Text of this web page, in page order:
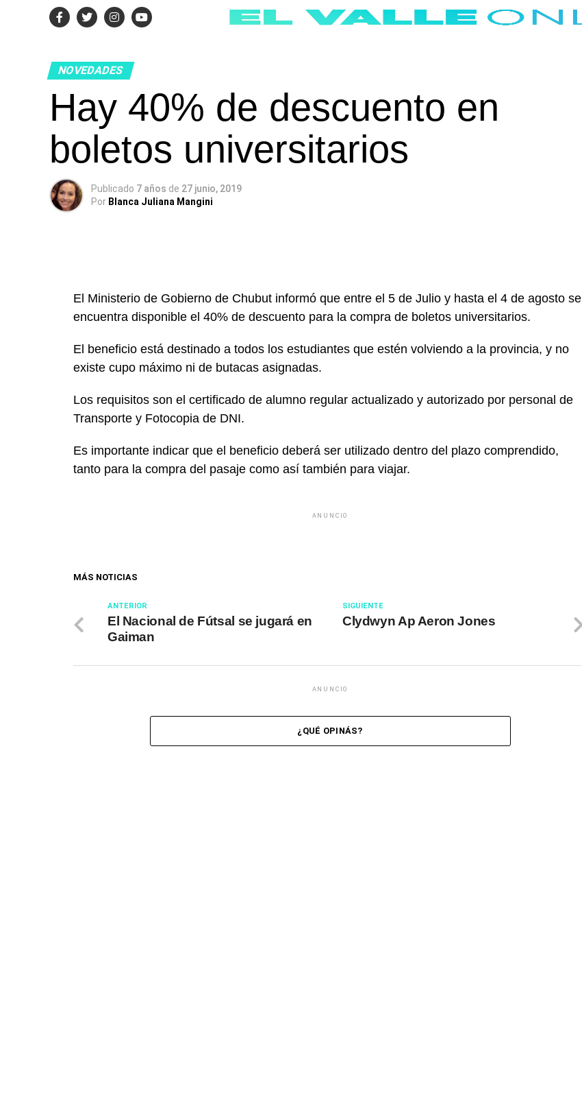
NOVEDADES
Hay 40% de descuento en
boletos universitarios
Publicado 7 años de 27 junio, 2019
Por Blanca Juliana Mangini
El Ministerio de Gobierno de Chubut informó que entre el 5 de Julio y hasta el 4 de agosto se
encuentra disponible el 40% de descuento para la compra de boletos universitarios.
El beneficio está destinado a todos los estudiantes que estén volviendo a la provincia, y no
existe cupo máximo ni de butacas asignadas.
Los requisitos son el certificado de alumno regular actualizado y autorizado por personal de
Transporte y Fotocopia de DNI.
Es importante indicar que el beneficio deberá ser utilizado dentro del plazo comprendido,
tanto para la compra del pasaje como así también para viajar.
ANUNCIO
MÁS NOTICIAS
SIGUIENTE
Clydwyn Ap Aeron Jones
ANTERIOR
El Nacional de Fútsal se jugará en
Gaiman
ANUNCIO
¿QUÉ OPINÁS?